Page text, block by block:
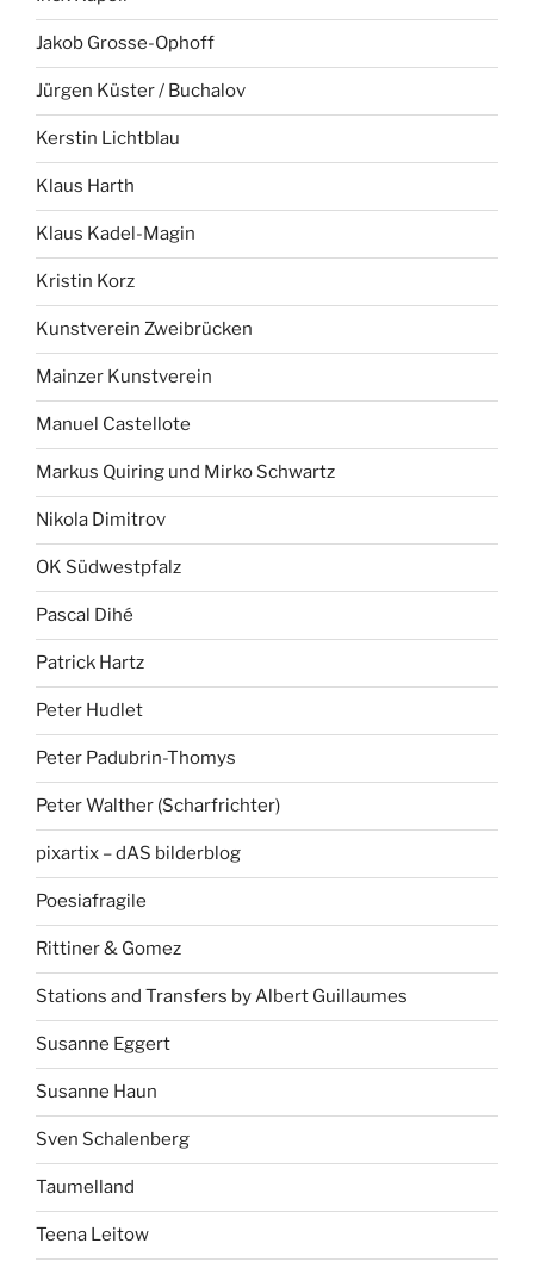
Jakob Grosse-Ophoff
Jürgen Küster / Buchalov
Kerstin Lichtblau
Klaus Harth
Klaus Kadel-Magin
Kristin Korz
Kunstverein Zweibrücken
Mainzer Kunstverein
Manuel Castellote
Markus Quiring und Mirko Schwartz
Nikola Dimitrov
OK Südwestpfalz
Pascal Dihé
Patrick Hartz
Peter Hudlet
Peter Padubrin-Thomys
Peter Walther (Scharfrichter)
pixartix – dAS bilderblog
Poesiafragile
Rittiner & Gomez
Stations and Transfers by Albert Guillaumes
Susanne Eggert
Susanne Haun
Sven Schalenberg
Taumelland
Teena Leitow